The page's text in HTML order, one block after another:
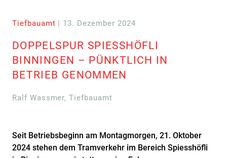
Tiefbauamt | 13. Dezember 2024
DOPPELSPUR SPIESSHÖFLI
BINNINGEN – PÜNKTLICH IN
BETRIEB GENOMMEN
Ralf Wassmer, Tiefbauamt
Seit Betriebsbeginn am Montagmorgen, 21. Oktober
2024 stehen dem Tramverkehr im Bereich Spiesshöfli